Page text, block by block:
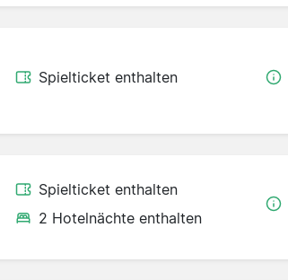
Spielticket enthalten
Spielticket enthalten
2 Hotelnächte enthalten